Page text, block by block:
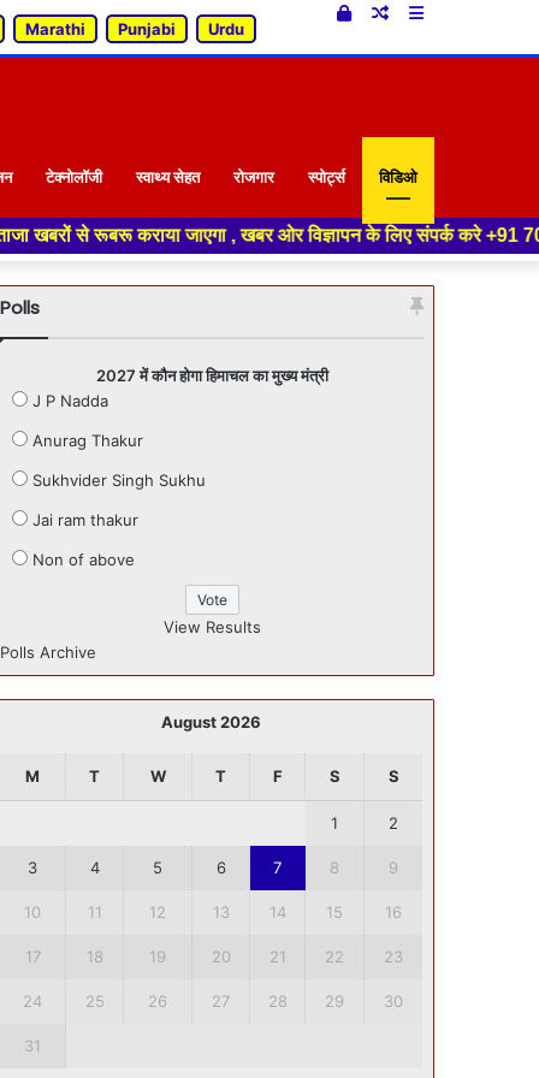
Marathi Punjabi Urdu
Sidebar
Random
Log
टेक्नोलॉजी स्वाथ्य सेहत रोजगार स्पोर्ट्स विडिओ
कराया जाएगा , खबर ओर विज्ञापन के लिए संपर्क करे +91 70188
Polls
2027 में कौन होगा हिमाचल का मुख्य मंत्री
J P Nadda
Anurag Thakur
Sukhvider Singh Sukhu
Jai ram thakur
Non of above
View Results
Polls Archive
August 2026
M T W T F S S
1 2
3 4 5 6 7 8 9
10 11 12 13 14 15 16
17 18 19 20 21 22 23
24 25 26 27 28 29 30
31